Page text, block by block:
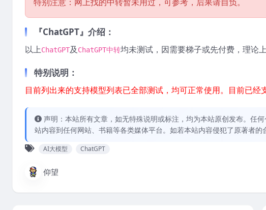
『ChatGPT』介绍：
以上ChatGPT及 ChatGPT中转均未测试，因需要梯子或先付费，理论
特别说明：
目前列出来的支持模型列表已全部测试，均可正常使用。目前已经
声明：本站所有文章，如无特殊说明或标注，均为本站原创发布。任
站内容到任何网站、书籍等各类媒体平台。如若本站内容侵犯了原著者的
AI大模型 ChatGPT
仰望